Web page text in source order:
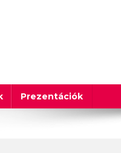
Prezentációk